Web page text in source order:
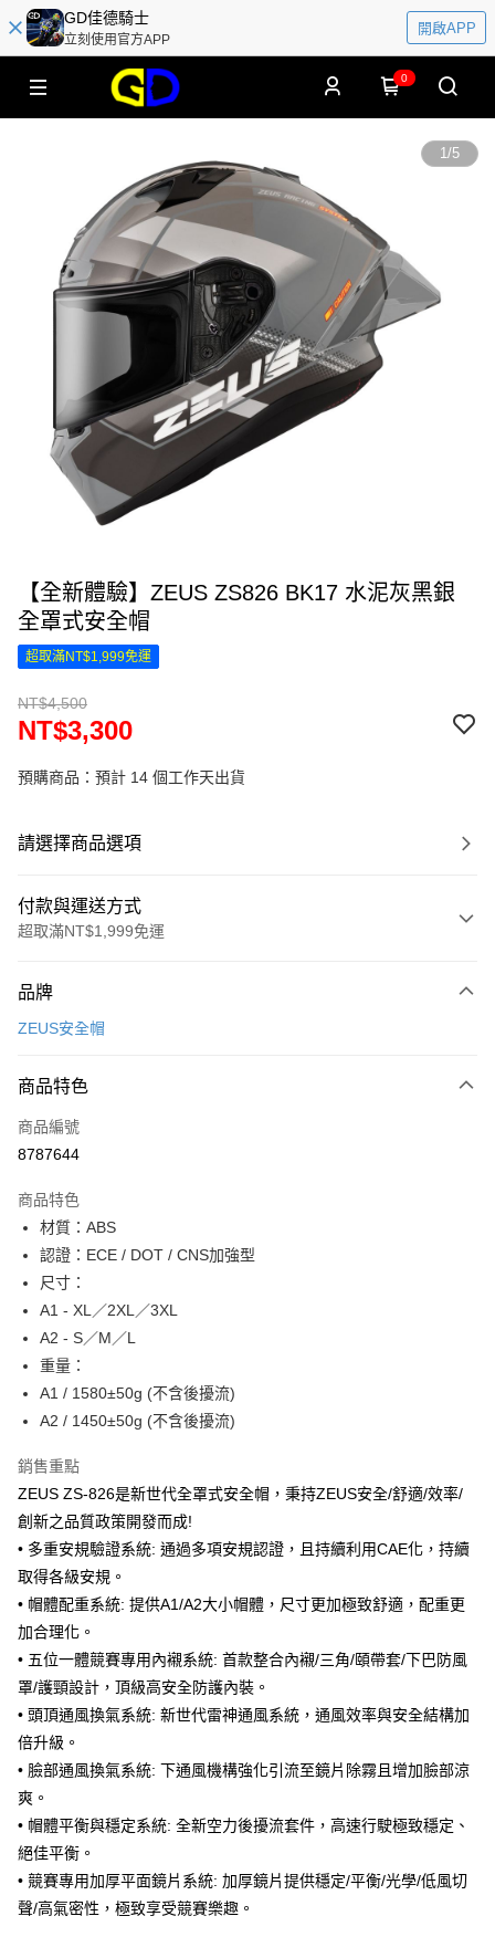
GD佳德騎士
立刻使用官方APP
開啟APP
0
1/5
【全新體驗】ZEUS ZS826 BK17 水泥灰黑銀
全罩式安全帽
超取滿NT$1,999免運
NT$4,500
NT$3,300
預購商品：預計 14 個工作天出貨
請選擇商品選項
付款與運送方式
超取滿NT$1,999免運
信用卡一次付款
3 期 0 利率 每期
合作金庫商業銀行
上海商業儲蓄銀行
臺灣中小企業銀行
匯豐（台灣）商業銀行
聯邦商業銀行
元大商業銀行
玉山商業銀行
台灣樂天信用卡公司
超商取貨付款
LINE Pay
Apple Pay
街口支付
悠遊付
Google Pay
全盈+PAY
【大哥付你分期使用說明】
2.付款方式選擇「大哥付你分期」，訂單成立後會自動跳轉到大哥付的交易
流程，驗證手機門號後，選擇欲分期的期數、繳款截止日，確認付款後即完
成交易。
3.實際核准額度、可分期數及費用金額請依後續交易確認頁面所載為準。
4.訂單成立30分鐘內，如未前往確認交易或遇審核未通過，訂單將自動取
消。如遇「轉專審核」未通過狀況，表示未達大哥付你分期系統評分，恕無
法說明評估內容。
【繳款方式說明】
1.分期款項不併入電信帳單，「大哥付你分期」於每月結算日後寄送繳費提
醒簡訊。
帳／街口支付／iPASS MONEY」等通路繳費。
【注意事項】
1.本服務係由「台灣大哥大股份有限公司」（以下簡稱本公司）所提供，讓
用戶於交易時，得透過本服務購買商品或服務，並由商店將買賣／分期付款
買賣價金債權讓與本公司後，依約使用本公司帳單繳交帳款。
資料（包含姓名、電話或地址）提供予台灣大哥大進項蒐集、處理及利用，
由本公司與您本人進行分期帳單所需資料之確認、核對及更正。
3.完整用戶服務條款，請詳閱以下連結：
AFTEE先享後付
【關於「AFTEE先享後付」】
AFTEE先享後付是「在收到商品之後才付款」的支付方式。 讓您購物簡單
便利好安心！
２．便利：只要手機號碼，簡訊認證，即可結帳。
３．安心：先確認商品／服務後，再付款。
【「AFTEE先享後付」結帳流程】
１．於結帳方式選擇「AFTEE先享後付」後，將跳轉至「AFTEE先享後付」
結帳頁面，進行簡訊認證並確認金額後，即可完成結帳。
３．收到繳費通知簡訊後14天內，點擊此簡訊中的連結，可透過四大超商／
ATM／網路銀行／等多元方式進行付款，方視為交易完成。
※ 請注意：結帳手續完成當下不需立刻繳費，但若您需要取消訂單，請聯絡
購買商品的店家。未經商家同意取消之訂單仍視為有效，需透過AFTEE先享
後付繳納相關費用。
※ 交易是否成功請以「AFTEE先享後付 」之結帳頁面顯示為準，若有關於
客戶支援中心」https://netprotections.freshdesk.com/support/home
ATM付款
運送方式
全家取貨付款
每筆NT$80，滿NT$1,999(含以上)免運費
付款後全家取貨
每筆NT$80，滿NT$1,999(含以上)免運費
7-11取貨付款
每筆NT$80，滿NT$1,999(含以上)免運費
付款後7-11取貨
每筆NT$80，滿NT$1,999(含以上)免運費
宅配
品牌
ZEUS安全帽
商品特色
商品編號
8787644
商品特色
材質：ABS
認證：ECE / DOT / CNS加強型
尺寸：
A1 - XL／2XL／3XL
A2 - S／M／L
重量：
A1 / 1580±50g (不含後擾流)
A2 / 1450±50g (不含後擾流)
銷售重點
ZEUS ZS-826是新世代全罩式安全帽，秉持ZEUS安全/舒適/效率/
創新之品質政策開發而成!
• 多重安規驗證系統: 通過多項安規認證，且持續利用CAE化，持續
取得各級安規。
• 帽體配重系統: 提供A1/A2大小帽體，尺寸更加極致舒適，配重更
加合理化。
• 五位一體競賽專用內襯系統: 首款整合內襯/三角/頤帶套/下巴防風
罩/護頸設計，頂級高安全防護內裝。
• 頭頂通風換氣系統: 新世代雷神通風系統，通風效率與安全結構加
倍升級。
• 臉部通風換氣系統: 下通風機構強化引流至鏡片除霧且增加臉部涼
爽。
• 帽體平衡與穩定系統: 全新空力後擾流套件，高速行駛極致穩定、
絕佳平衡。
• 競賽專用加厚平面鏡片系統: 加厚鏡片提供穩定/平衡/光學/低風切
聲/高氣密性，極致享受競賽樂趣。